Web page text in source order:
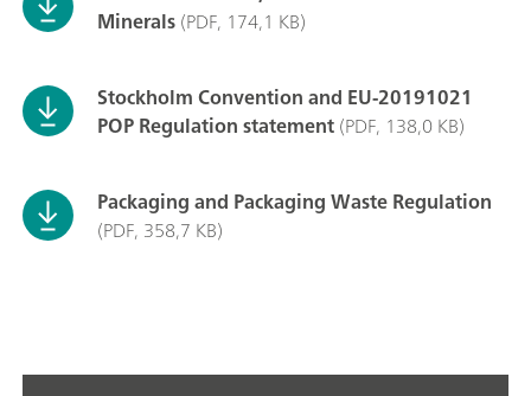
Minerals(PDF, 174,1 KB)
Stockholm Convention and EU-20191021
POP Regulation statement(PDF, 138,0 KB)
Packaging and Packaging Waste Regulation
(PDF, 358,7 KB)